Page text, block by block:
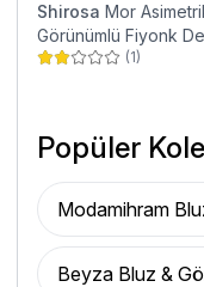
Shirosa Mor
Görünümlü Fiyonk
Gömlek
(1)
Popüler
Modamihram
Beyza Bluz &